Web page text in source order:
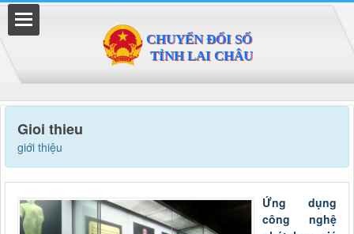
Gioi thieu
giới thiệu
Ứng dụng
công nghệ
Đã kết nối EMC